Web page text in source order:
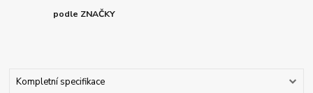
podle ZNAČKY
Kompletní specifikace